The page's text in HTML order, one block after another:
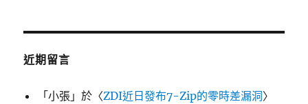
近期留言
「小張 」於〈ZDI近日發布7-Zip的零時差漏洞〉